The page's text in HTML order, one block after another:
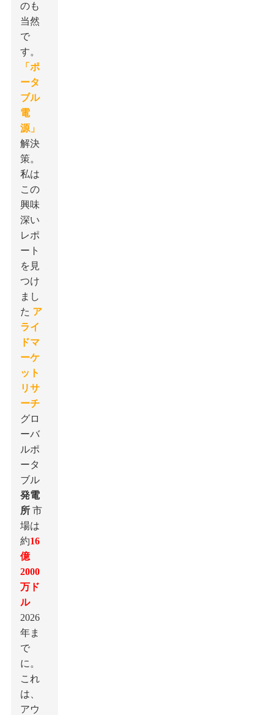
のも
当然
で
す。
「ポ
ータ
ブル
電
源」
解決
策。
私は
この
興味
深い
レポ
ート
を見
つけ
まし
た ア
ライ
ドマ
ーケ
ット
リサ
ーチ
グロ
ーバ
ルポ
ータ
ブル
発電
所 市
場は
約16
億
2000
万ド
ル
2026
年ま
で
に。
これ
は、
アウ